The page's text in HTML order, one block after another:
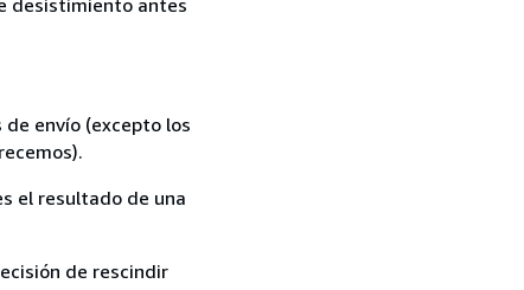
envío (excepto los
el resultado de una
de rescindir